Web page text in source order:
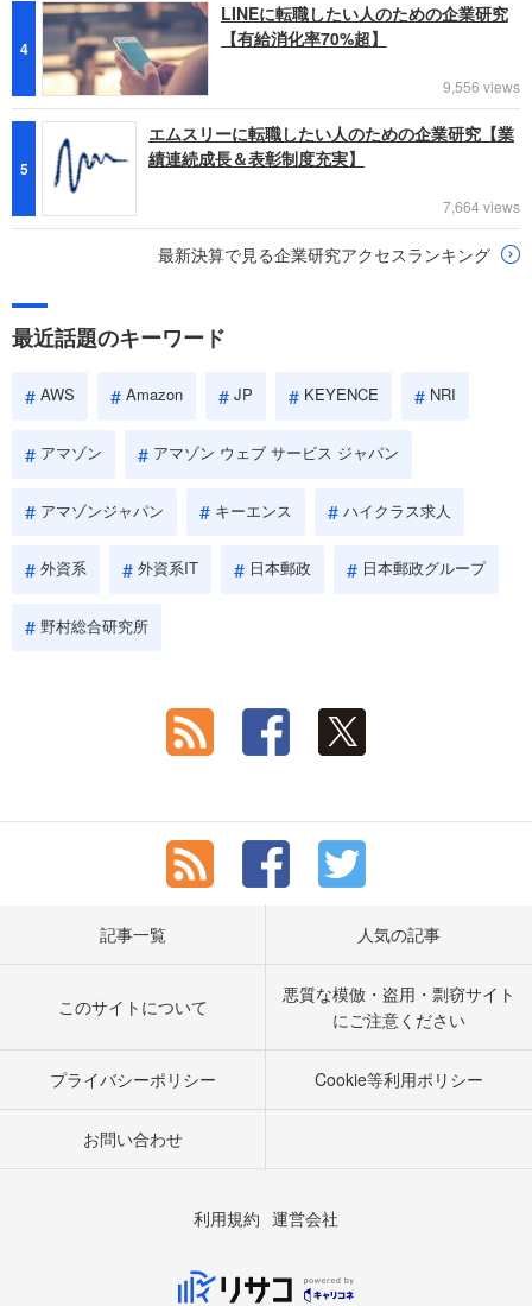
4
LINEに転職したい人のための企業研究
【有給消化率70%超】
9,556 views
5
エムスリーに転職したい人のための企業研究【業
績連続成長＆表彰制度充実】
7,664 views
最新決算で見る企業研究アクセスランキング
最近話題のキーワード
AWS Amazon JP KEYENCE NRI
アマゾン アマゾン ウェブ サービス ジャパン
アマゾンジャパン キーエンス ハイクラス求人
外資系 外資系IT 日本郵政 日本郵政グループ
野村総合研究所
記事一覧 人気の記事
このサイトについて
悪質な模倣・盗用・剽窃サイト
にご注意ください
プライバシーポリシー Cookie等利用ポリシー
お問い合わせ
利用規約 運営会社